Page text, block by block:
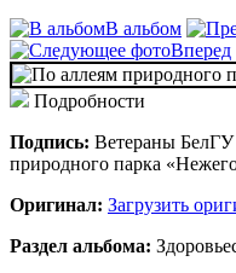
В альбом
Вперед
Подробности
Подпись: Ветераны БелГУ
природного парка
Оригинал: Загрузить
Раздел альбома: